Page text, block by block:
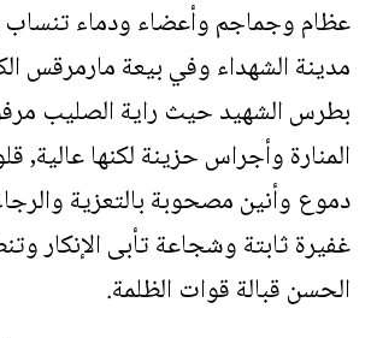
عظام وجماجم وأعضاء ودماء
مدينة الشهداء وفي بيعة مارمرقس
بطرس الشهيد حيث راية الصليب
المنارة وأجراس حزينة لكنها عالية,
دموع وأنين مصحوبة بالتعزية
غفيرة ثابتة وشجاعة تأبى الإنكار
الحسن قبالة قوات الظلمة.